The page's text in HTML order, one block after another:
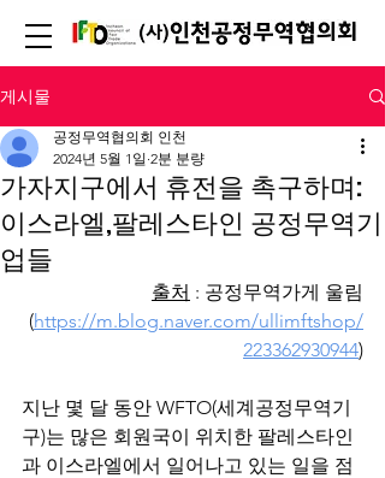
게시물
가자지구에서 휴전을 촉구하며:
이스라엘,팔레스타인 공정무역기
업들
공정무역협의회 인천
2024년 5월 1일 2분 분량
출처 : 공정무역가게 울림
(https://m.blog.naver.com/ullimftshop/
223362930944)
지난 몇 달 동안 WFTO(세계공정무역기
구)는 많은 회원국이 위치한 팔레스타인
과 이스라엘에서 일어나고 있는 일을 점